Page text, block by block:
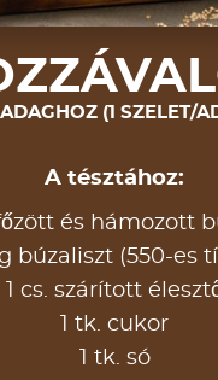
(1 SZELET/
A tésztához:
és hámozott
búzaliszt (550-es
1 cs. szárított
1 tk. cukor
1 tk. só